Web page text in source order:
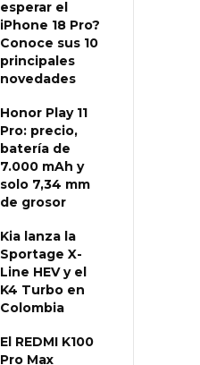
esperar el
iPhone 18 Pro?
Conoce sus 10
principales
novedades
Honor Play 11
Pro: precio,
batería de
7.000 mAh y
solo 7,34 mm
de grosor
Kia lanza la
Sportage X-
Line HEV y el
K4 Turbo en
Colombia
El REDMI K100
Pro Max